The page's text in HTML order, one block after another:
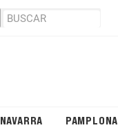
NAVARRA PAMPLONA